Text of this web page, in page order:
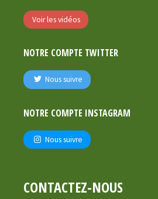
Voir les vidéos
NOTRE COMPTE TWITTER
Nous suivre
NOTRE COMPTE INSTAGRAM
Nous suivre
CONTACTEZ-NOUS